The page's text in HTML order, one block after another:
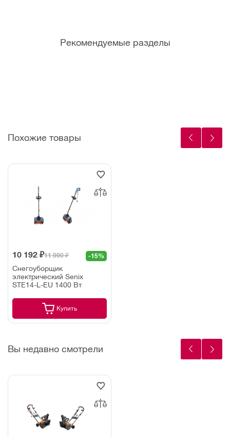
Рекомендуемые разделы
Похожие товары
10 192 ₽11 990 ₽ -15%
Снегоуборщик
электрический Senix
STE14-L-EU 1400 Вт
Купить
Вы недавно смотрели